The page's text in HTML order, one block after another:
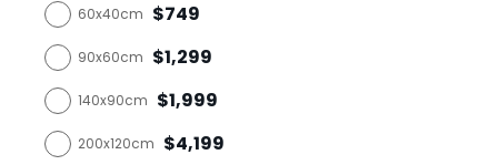
60x40cm $749
90x60cm $1,299
140x90cm $1,999
200x120cm $4,199